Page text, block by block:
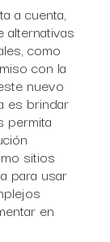
a cuenta,
alternativas
como
con la
nuevo
es brindar
permita
sitios
para usar
en